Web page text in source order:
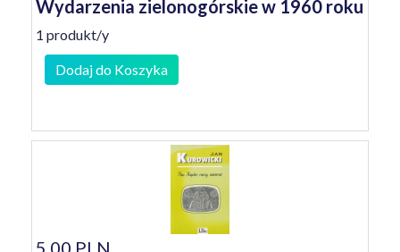
Wydarzenia zielonogórskie w 1960 roku
1 produkt/y
Dodaj do Koszyka
5,00 PLN